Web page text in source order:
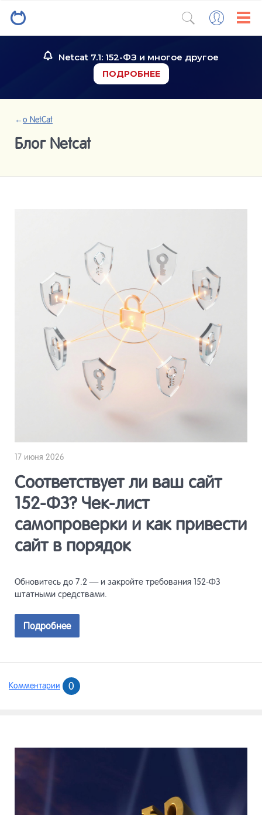
Netcat 7.1: 152-ФЗ и многое другое
ПОДРОБНЕЕ
←о NetCat
Блог Netcat
17 июня 2026
Соответствует ли ваш сайт
152-ФЗ? Чек-лист
самопроверки и как привести
сайт в порядок
Обновитесь до 7.2 — и закройте требования 152-ФЗ
штатными средствами.
Подробнее
Комментарии 0